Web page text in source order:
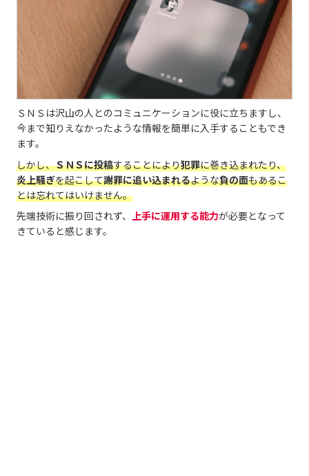
ＳＮＳは沢山の人とのコミュニケーションに役に立ちますし、
今まで知りえなかったような情報を簡単に入手することもでき
ます。
しかし、ＳＮＳに投稿することにより犯罪に巻き込まれたり、
炎上騒ぎを起こして謝罪に追い込まれるような負の面もあるこ
とは忘れてはいけません。
先端技術に振り回されず、 上手に運用する能力が必要となって
きていると感じます。